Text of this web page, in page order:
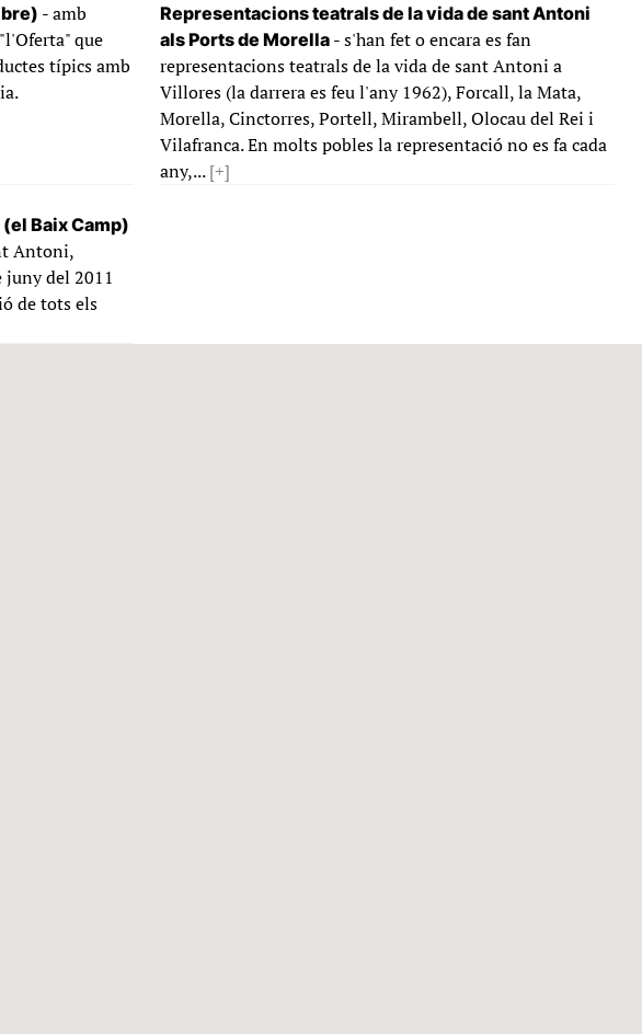
- amb
que
típics amb
Representacions teatrals de la vida de sant Antoni
als Ports de Morella - s'han fet o encara es fan
representacions teatrals de la vida de sant Antoni a
Villores (la darrera es feu l'any 1962), Forcall, la Mata,
Morella, Cinctorres, Portell, Mirambell, Olocau del Rei i
Vilafranca. En molts pobles la representació no es fa cada
any,...[+]
Baix Camp)
Antoni,
del 2011
de tots els